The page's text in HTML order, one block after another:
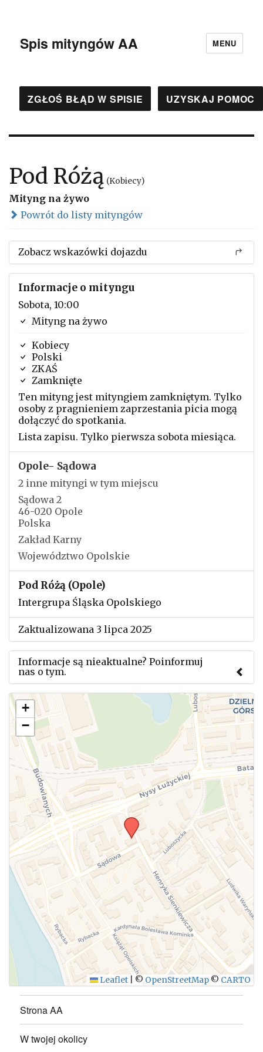
Spis mityngów AA MENU
ZGŁOŚ BŁĄD W SPISIE UZYSKAJ POMOC
Pod Różą (Kobiecy)
Mityng na żywo
Powrót do listy mityngów
Zobacz wskazówki dojazdu
Informacje o mityngu
Sobota, 10:00
Mityng na żywo
Kobiecy
Polski
ZKAŚ
Zamknięte
Ten mityng jest mityngiem zamkniętym. Tylko
osoby z pragnieniem zaprzestania picia mogą
dołączyć do spotkania.
Lista zapisu. Tylko pierwsza sobota miesiąca.
Opole- Sądowa
2 inne mityngi w tym miejscu
Sądowa 2
46-020 Opole
Polska
Zakład Karny
Województwo Opolskie
Pod Różą (Opole)
Intergrupa Śląska Opolskiego
Zaktualizowana 3 lipca 2025
Informacje są nieaktualne? Poinformuj
nas o tym.
Użyj tego formularza aby przesłać informację o
zmianach w powyższym mityngu.
WYŚLIJ
+
−
Leaflet © OpenStreetMap © CARTO
Strona AA
W twojej okolicy